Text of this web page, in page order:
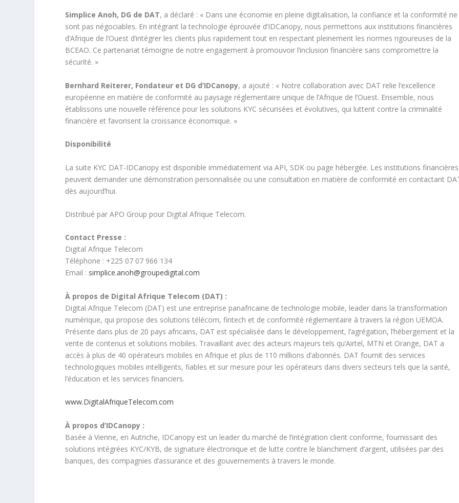
Simplice Anoh, DG de DAT, a déclaré : « Dans une économie en pleine digitalisation, la confiance et la conformité ne
sont pas négociables. En intégrant la technologie éprouvée d’IDCanopy, nous permettons aux institutions financières
d’Afrique de l’Ouest d’intégrer les clients plus rapidement tout en respectant pleinement les normes rigoureuses de la
BCEAO. Ce partenariat témoigne de notre engagement à promouvoir l’inclusion financière sans compromettre la
sécurité. »
Bernhard Reiterer, Fondateur et DG d’IDCanopy, a ajouté : « Notre collaboration avec DAT relie l’excellence
européenne en matière de conformité au paysage réglementaire unique de l’Afrique de l’Ouest. Ensemble, nous
établissons une nouvelle référence pour les solutions KYC sécurisées et évolutives, qui luttent contre la criminalité
financière et favorisent la croissance économique. »
Disponibilité
La suite KYC DAT-IDCanopy est disponible immédiatement via API, SDK ou page hébergée. Les institutions financières
peuvent demander une démonstration personnalisée ou une consultation en matière de conformité en contactant
dès aujourd’hui.
Distribué par APO Group pour Digital Afrique Telecom.
Contact Presse :
Digital Afrique Telecom
Téléphone : +225 07 07 966 134
Email : simplice.anoh@groupedigital.com
À propos de Digital Afrique Telecom (DAT) :
Digital Afrique Telecom (DAT) est une entreprise panafricaine de technologie mobile, leader dans la transformation
numérique, qui propose des solutions télécom, fintech et de conformité réglementaire à travers la région UEMOA.
Présente dans plus de 20 pays africains, DAT est spécialisée dans le développement, l’agrégation, l’hébergement et la
vente de contenus et solutions mobiles. Travaillant avec des acteurs majeurs tels qu’Airtel, MTN et Orange, DAT a
accès à plus de 40 opérateurs mobiles en Afrique et plus de 110 millions d’abonnés. DAT fournit des services
technologiques mobiles intelligents, fiables et sur mesure pour les opérateurs dans divers secteurs tels que la santé,
l’éducation et les services financiers.
www.DigitalAfriqueTelecom.com
À propos d’IDCanopy :
Basée à Vienne, en Autriche, IDCanopy est un leader du marché de l’intégration client conforme, fournissant des
solutions intégrées KYC/KYB, de signature électronique et de lutte contre le blanchiment d’argent, utilisées par des
banques, des compagnies d’assurance et des gouvernements à travers le monde.